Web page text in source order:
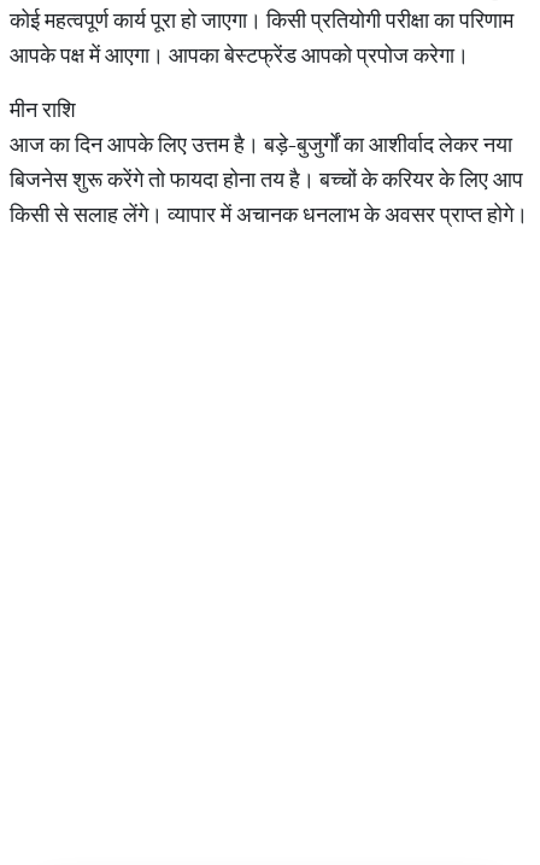
कोई महत्वपूर्ण कार्य पूरा हो जाएगा। किसी प्रतियोगी परीक्षा का परिणाम
आपके पक्ष में आएगा। आपका बेस्टफ्रेंड आपको प्रपोज करेगा।
मीन राशि
आज का दिन आपके लिए उत्तम है। बड़े-बुजुर्गों का आशीर्वाद लेकर नया
बिजनेस शुरू करेंगे तो फायदा होना तय है। बच्चों के करियर के लिए आप
किसी से सलाह लेंगे। व्यापार में अचानक धनलाभ के अवसर प्राप्त होगे।